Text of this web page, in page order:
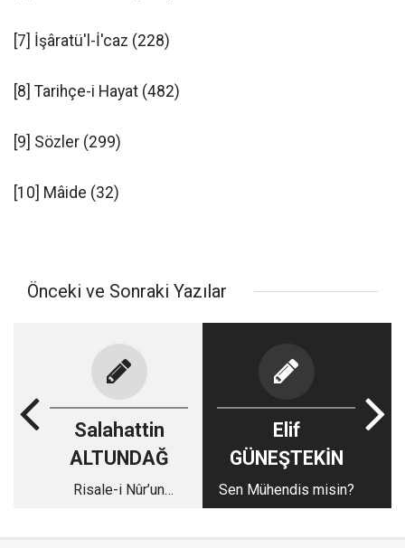
[7] İşâratü'l-İ'caz (228)
[8] Tarihçe-i Hayat (482)
[9] Sözler (299)
[10] Mâide (32)
Önceki ve Sonraki Yazılar
Salahattin
ALTUNDAĞ
Risale-i Nûr’un
Elif
GÜNEŞTEKİN
Sen Mühendis misin?